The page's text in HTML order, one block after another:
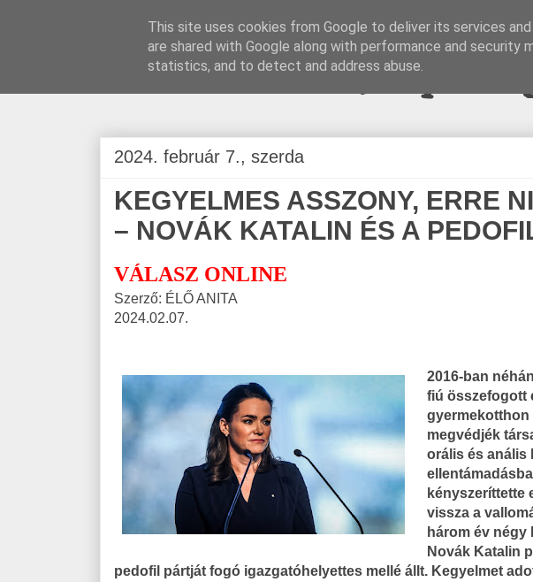
BLOGÁSZAT, napi
2024. február 7., szerda
KEGYELMES ASSZONY, ERRE
– NOVÁK KATALIN ÉS A
VÁLASZ ONLINE
Szerző: ÉLŐ ANITA
2024.02.07.
2016-ban
fiú összefogott
gyermekotthon
megvédjék
orális és anális
kényszeríttette
vissza a
három év
Novák Katalin
pedofil pártját fogó igazgatóhelyettes mellé állt. Kegyelmet
This site uses cookies from Google to deliver its services
are shared with Google along with performance and
statistics, and to detect and address abuse.